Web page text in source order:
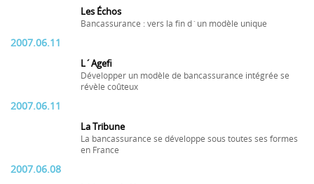
Les Échos
Bancassurance : vers la fin d´un modèle unique
2007.06.11
L´Agefi
Développer un modèle de bancassurance intégrée se
révèle coûteux
2007.06.11
La Tribune
La bancassurance se développe sous toutes ses formes
en France
2007.06.08